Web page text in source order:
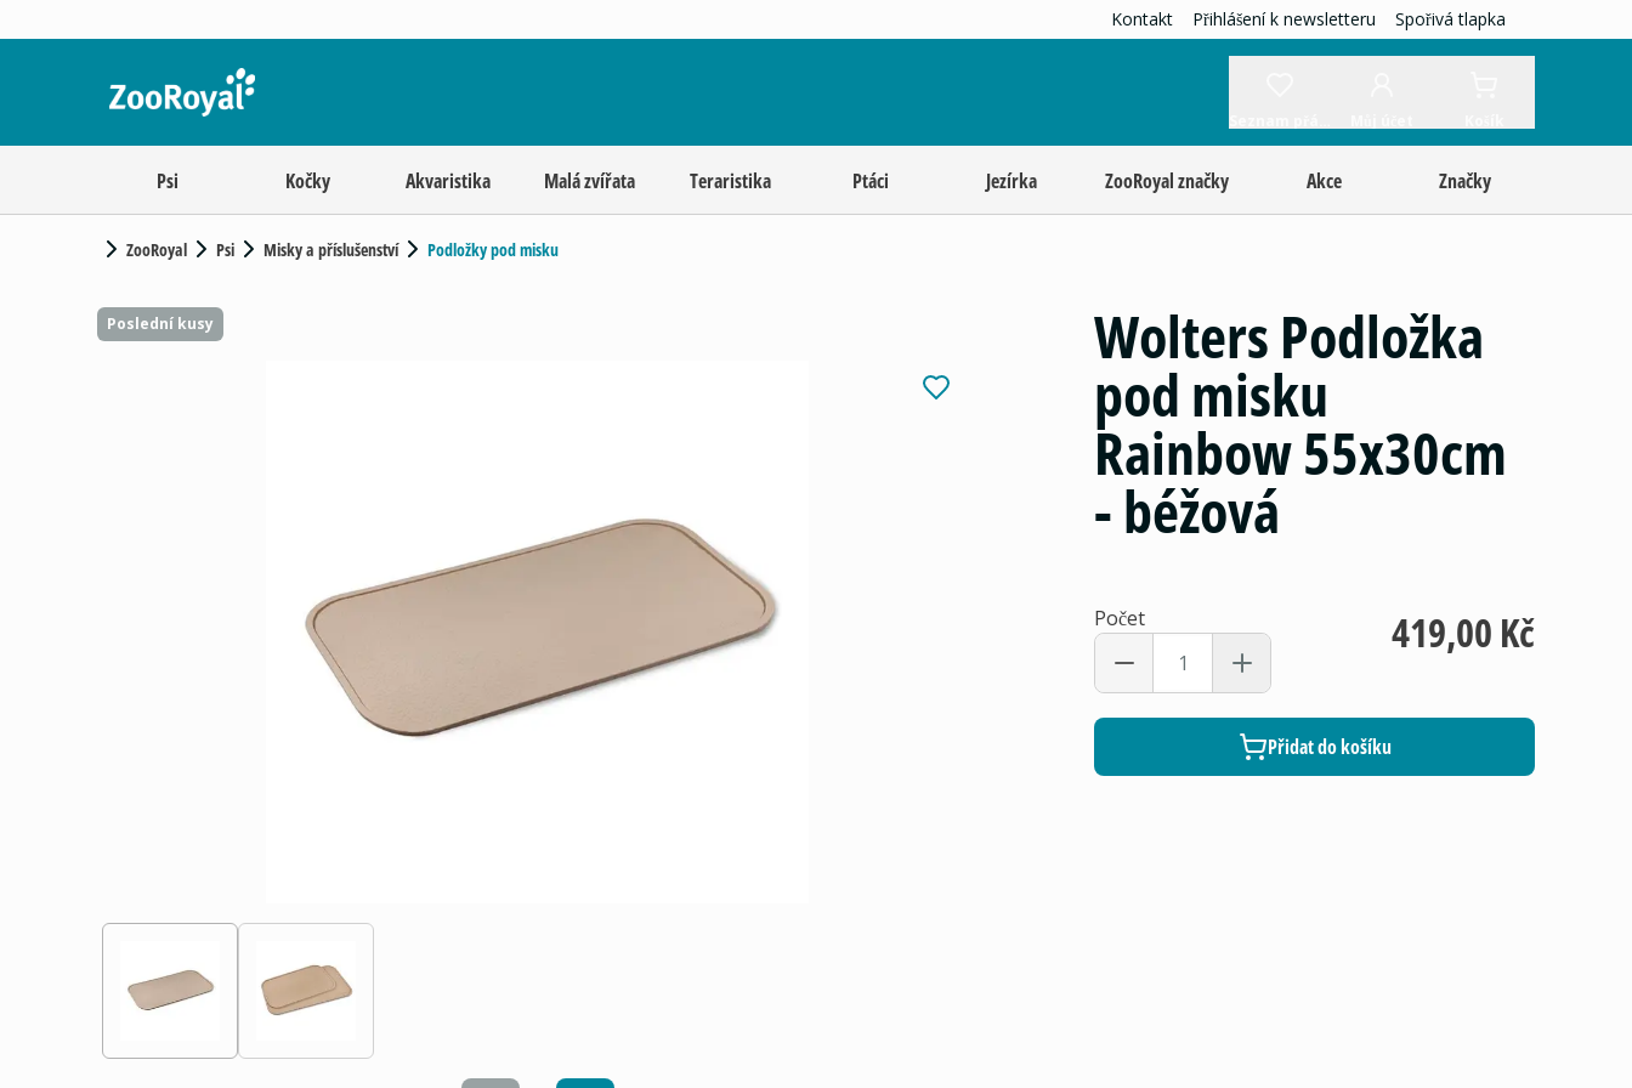
Kontakt Přihlášení k newsletteru Spořivá tlapka
Psi Kočky Akvaristika Malá zvířata Teraristika Ptáci Jezírka ZooRoyal značky Akce Značky
ZooRoyal Psi Misky a příslušenství Podložky pod misku
Poslední kusy Wolters Podložka
pod misku
Rainbow 55x30cm
- béžová
Počet 419,00 Kč
Přidat do košíku